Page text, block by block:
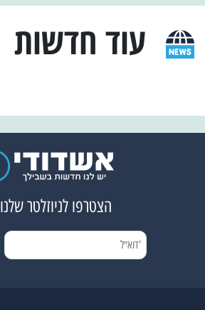
עוד חדשות
הצטרפו לניוזלטר שלנו